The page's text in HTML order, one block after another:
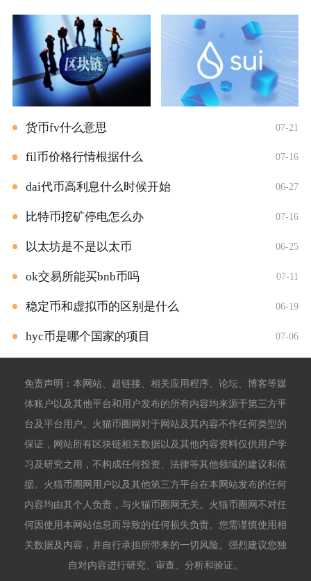
货币fv什么意思 07-21
fil币价格行情根据什么 07-16
dai代币高利息什么时候开始 06-27
比特币挖矿停电怎么办 07-16
以太坊是不是以太币 06-25
ok交易所能买bnb币吗 07-11
稳定币和虚拟币的区别是什么 06-19
hyc币是哪个国家的项目 07-06
免责声明：本网站、超链接、相关应用程序、论坛、博客等媒
体账户以及其他平台和用户发布的所有内容均来源于第三方平
台及平台用户。火猫币圈网对于网站及其内容不作任何类型的
保证，网站所有区块链相关数据以及其他内容资料仅供用户学
习及研究之用，不构成任何投资、法律等其他领域的建议和依
据。火猫币圈网用户以及其他第三方平台在本网站发布的任何
内容均由其个人负责，与火猫币圈网无关。火猫币圈网不对任
何因使用本网站信息而导致的任何损失负责。您需谨慎使用相
关数据及内容，并自行承担所带来的一切风险。强烈建议您独
自对内容进行研究、审查、分析和验证。